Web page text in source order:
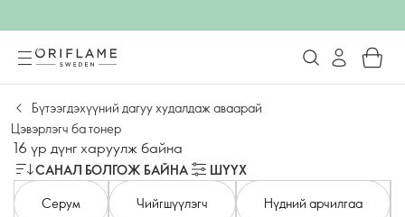
Бүтээгдэхүүний дагуу худалдаж аваарай
Цэвэрлэгч ба тонер
16 үр дүнг харуулж байна
САНАЛ БОЛГОЖ БАЙНА
ШҮҮХ
Серум
Чийгшүүлэгч Нүдний арчилгаа